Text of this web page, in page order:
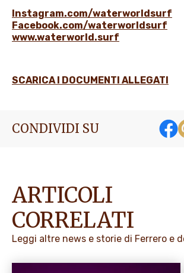
Instagram.com/waterworldsurf
Facebook.com/waterworldsurf
www.waterworld.surf
SCARICA I DOCUMENTI ALLEGATI
CONDIVIDI SU
ARTICOLI
CORRELATI
Leggi altre news e storie di Ferrero e